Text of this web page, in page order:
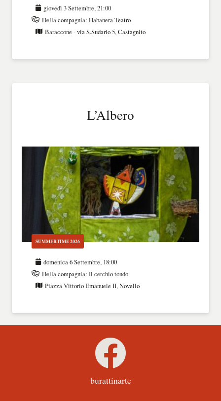
giovedì 3 Settembre, 21:00
Della compagnia:Habanera Teatro
Baraccone - via S.Sudario 5, Castagnito
L’Albero
SUMMERTIME 2026
domenica 6 Settembre, 18:00
Della compagnia:Il cerchio tondo
Piazza Vittorio Emanuele II, Novello
burattinarte